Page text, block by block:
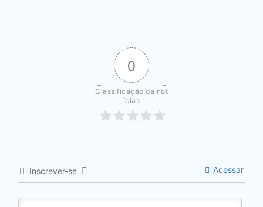
0
Classificação da not
ícias
Inscrever-se Acessar